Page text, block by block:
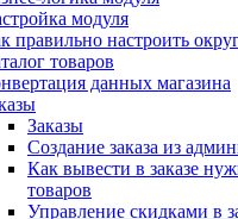
модуля
правильно настроить
товаров
данных магазина
Заказы
Создание заказа из
Как вывести в заказе
товаров
Управление скидками в